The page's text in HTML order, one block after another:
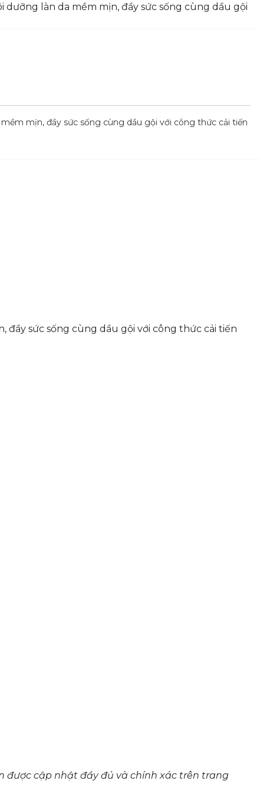
mịn, đầy sức sống cùng dầu gội với công thức cải tiến
đầy sức sống cùng dầu gội với công thức cải tiến
được cập nhật đầy đủ và chính xác trên trang